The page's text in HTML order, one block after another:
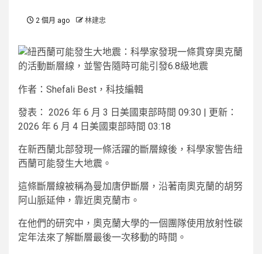
2 個月 ago 林建忠
作者：Shefali Best，科技編輯
發表： 2026 年 6 月 3 日美國東部時間 09:30 | 更新：
2026 年 6 月 4 日美國東部時間 03:18
在新西蘭北部發現一條活躍的斷層線後，科學家警告紐
西蘭可能發生大地震。
這條斷層線被稱為曼加唐伊斷層，沿著南奧克蘭的胡努
阿山脈延伸，靠近奧克蘭市。
在他們的研究中，奧克蘭大學的一個團隊使用放射性碳
定年法來了解斷層最後一次移動的時間。